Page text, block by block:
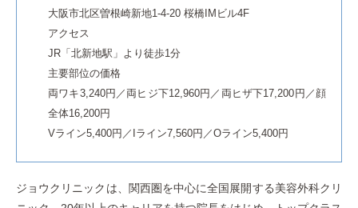
大阪市北区曽根崎新地1-4-20 桜橋IMビル4F
アクセス
JR「北新地駅」より徒歩1分
主要部位の価格
両ワキ3,240円／両ヒジ下12,960円／両ヒザ下17,200円／顔
全体16,200円
Vライン5,400円／Iライン7,560円／Oライン5,400円
ジョウクリニックは、関西圏を中心に全国展開する美容外科クリ